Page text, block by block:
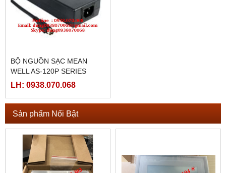
BỘ NGUỒN SẠC MEAN
WELL AS-120P SERIES
LH: 0938.070.068
Sản phẩm Nổi Bật